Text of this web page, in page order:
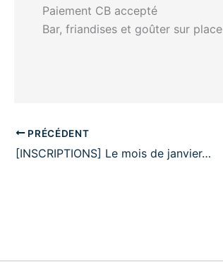
Paiement CB accepté
Bar, friandises et goûter sur place
PRÉCÉDENT
[INSCRIPTIONS] Le mois de janvier…